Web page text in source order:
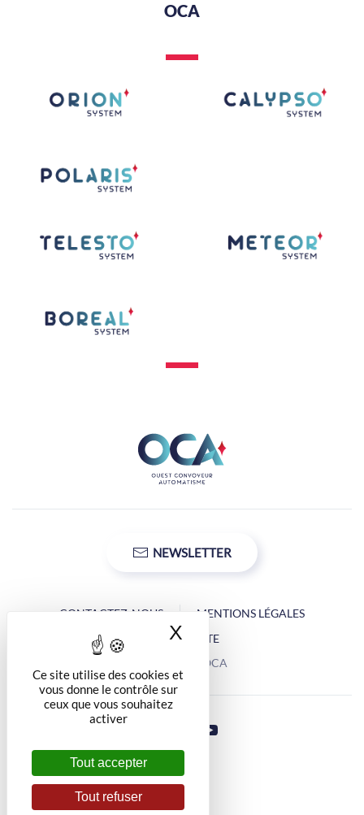
OCA
NEWSLETTER
CONTACTEZ-NOUS
MENTIONS LÉGALES
PLAN DU SITE
Copyright © OCA
Ce site utilise des cookies et
vous donne le contrôle sur
ceux que vous souhaitez
activer
Tout accepter
Tout refuser
X Masquer le